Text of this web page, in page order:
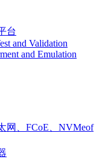
台
and Validation
and Emulation
网、FCoE、NVMeof